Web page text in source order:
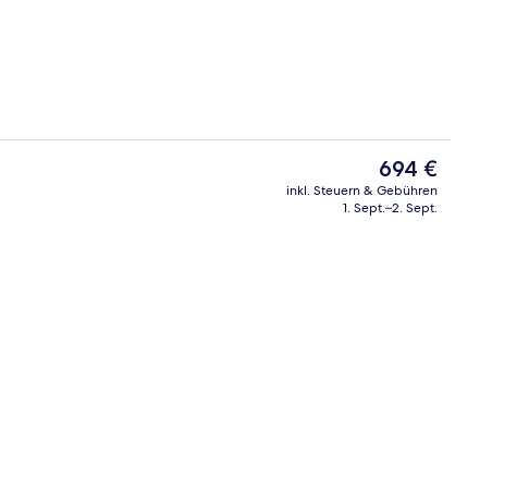
| Badezimmer | Dusche, Regendusche, kostenlose Toilettenartikel, Haartrockner
Zimmer | Minibar, Zimmersafe,
Der
aktuelle
Preis
694 €
inkl. Steuern & Gebühren
1. Sept.–2. Sept.